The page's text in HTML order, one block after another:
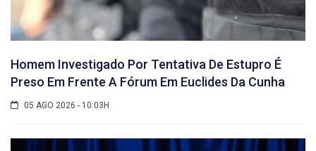
Homem Investigado Por Tentativa De Estupro É
Preso Em Frente A Fórum Em Euclides Da Cunha
05 AGO 2026 - 10:03H